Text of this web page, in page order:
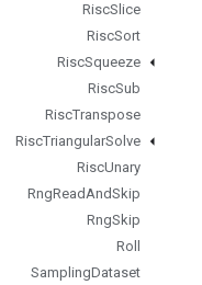
RiscSlice
RiscSort
RiscSqueeze
RiscSub
RiscTranspose
RiscTriangularSolve
RiscUnary
RngReadAndSkip
RngSkip
Roll
SamplingDataset